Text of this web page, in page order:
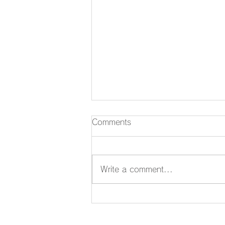
Comments
Write a comment...